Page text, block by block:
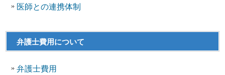
医師との連携体制
弁護士費用について
弁護士費用